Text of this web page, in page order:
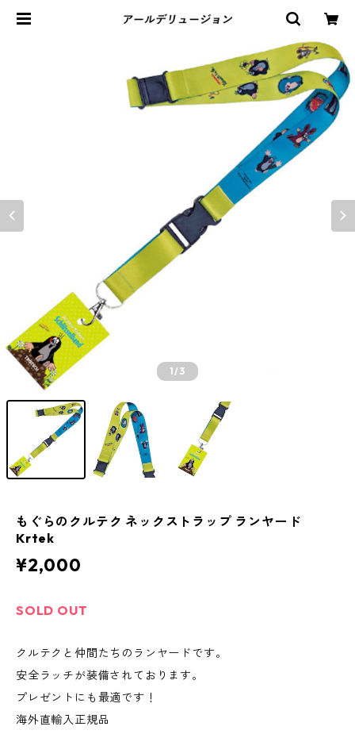
1/3
もぐらのクルテク ネックストラップ ランヤード
Krtek
¥2,000
SOLD OUT
クルテクと仲間たちのランヤードです。
安全ラッチが装備されております。
プレゼントにも最適です！
海外直輸入正規品